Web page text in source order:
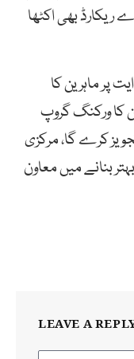
ریکارڈ بھی اکٹھا
پر ماہرین کا
کا ورکنگ گروپ
کرے گا، مرکزی
بنانے میں معاون
LEAVE A